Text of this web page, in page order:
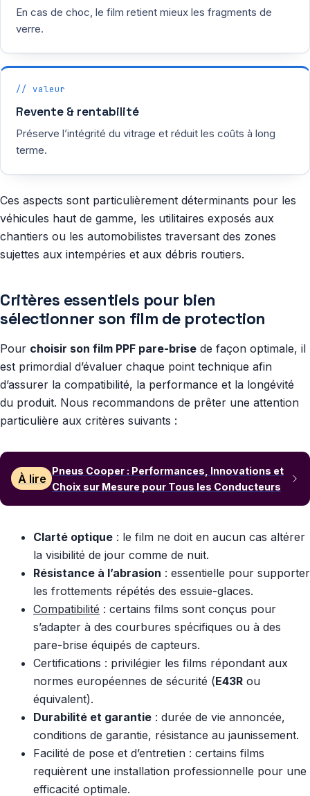
En cas de choc, le film retient mieux les fragments de
verre.
// valeur
Revente & rentabilité
Préserve l’intégrité du vitrage et réduit les coûts à long
terme.
Ces aspects sont particulièrement déterminants pour les
véhicules haut de gamme, les utilitaires exposés aux
chantiers ou les automobilistes traversant des zones
sujettes aux intempéries et aux débris routiers.
Critères essentiels pour bien
sélectionner son film de protection
Pour choisir son film PPF pare-brise de façon optimale, il
est primordial d’évaluer chaque point technique afin
d’assurer la compatibilité, la performance et la longévité
du produit. Nous recommandons de prêter une attention
particulière aux critères suivants :
À lire
Pneus Cooper : Performances, Innovations et
Choix sur Mesure pour Tous les Conducteurs
Clarté optique : le film ne doit en aucun cas altérer
la visibilité de jour comme de nuit.
Résistance à l’abrasion : essentielle pour supporter
les frottements répétés des essuie-glaces.
Compatibilité : certains films sont conçus pour
s’adapter à des courbures spécifiques ou à des
pare-brise équipés de capteurs.
Certifications : privilégier les films répondant aux
normes européennes de sécurité (E43R ou
équivalent).
Durabilité et garantie : durée de vie annoncée,
conditions de garantie, résistance au jaunissement.
Facilité de pose et d’entretien : certains films
requièrent une installation professionnelle pour une
efficacité optimale.